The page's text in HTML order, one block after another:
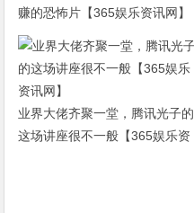
赚的恐怖片【365娱乐资讯网】
业界大佬齐聚一堂，腾讯光子的
这场讲座很不一般【365娱乐资